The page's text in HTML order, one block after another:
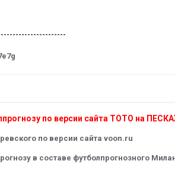
по версии сайта ТОТО на
по версии сайта voon.ru
в составе футболпрогнозного